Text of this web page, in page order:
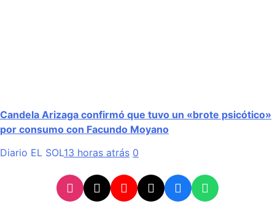
Candela Arizaga confirmó que tuvo un «brote psicótico»
por consumo con Facundo Moyano
Diario EL SOL13 horas atrás 0